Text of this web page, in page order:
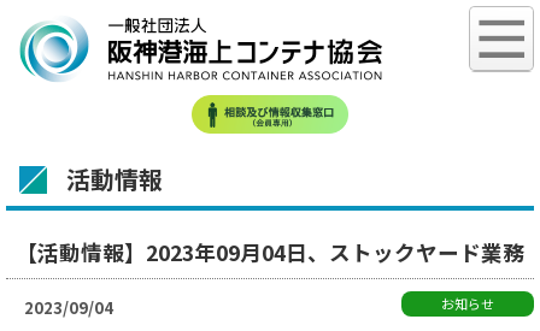
活動情報
【活動情報】2023年09月04日、ストックヤード業務
2023/09/04 お知らせ